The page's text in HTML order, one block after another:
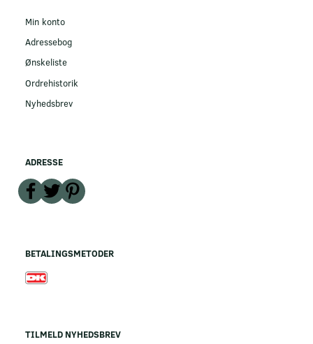
Min konto
Adressebog
Ønskeliste
Ordrehistorik
Nyhedsbrev
ADRESSE
BETALINGSMETODER
TILMELD NYHEDSBREV